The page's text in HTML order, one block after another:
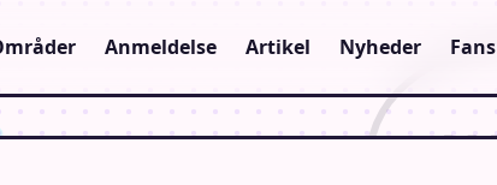
Anmeldelse Artikel Nyheder Fans